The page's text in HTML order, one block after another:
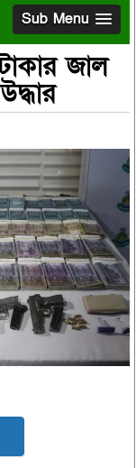
Sub Menu
জাল